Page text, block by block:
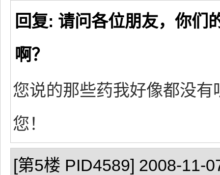
回复: 请问各位朋友，你们
啊？
您说的那些药我好像都没
您！
[第5楼 PID4589] 2008-11-